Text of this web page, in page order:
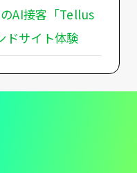
AI接客「Tellus
ドサイト体験